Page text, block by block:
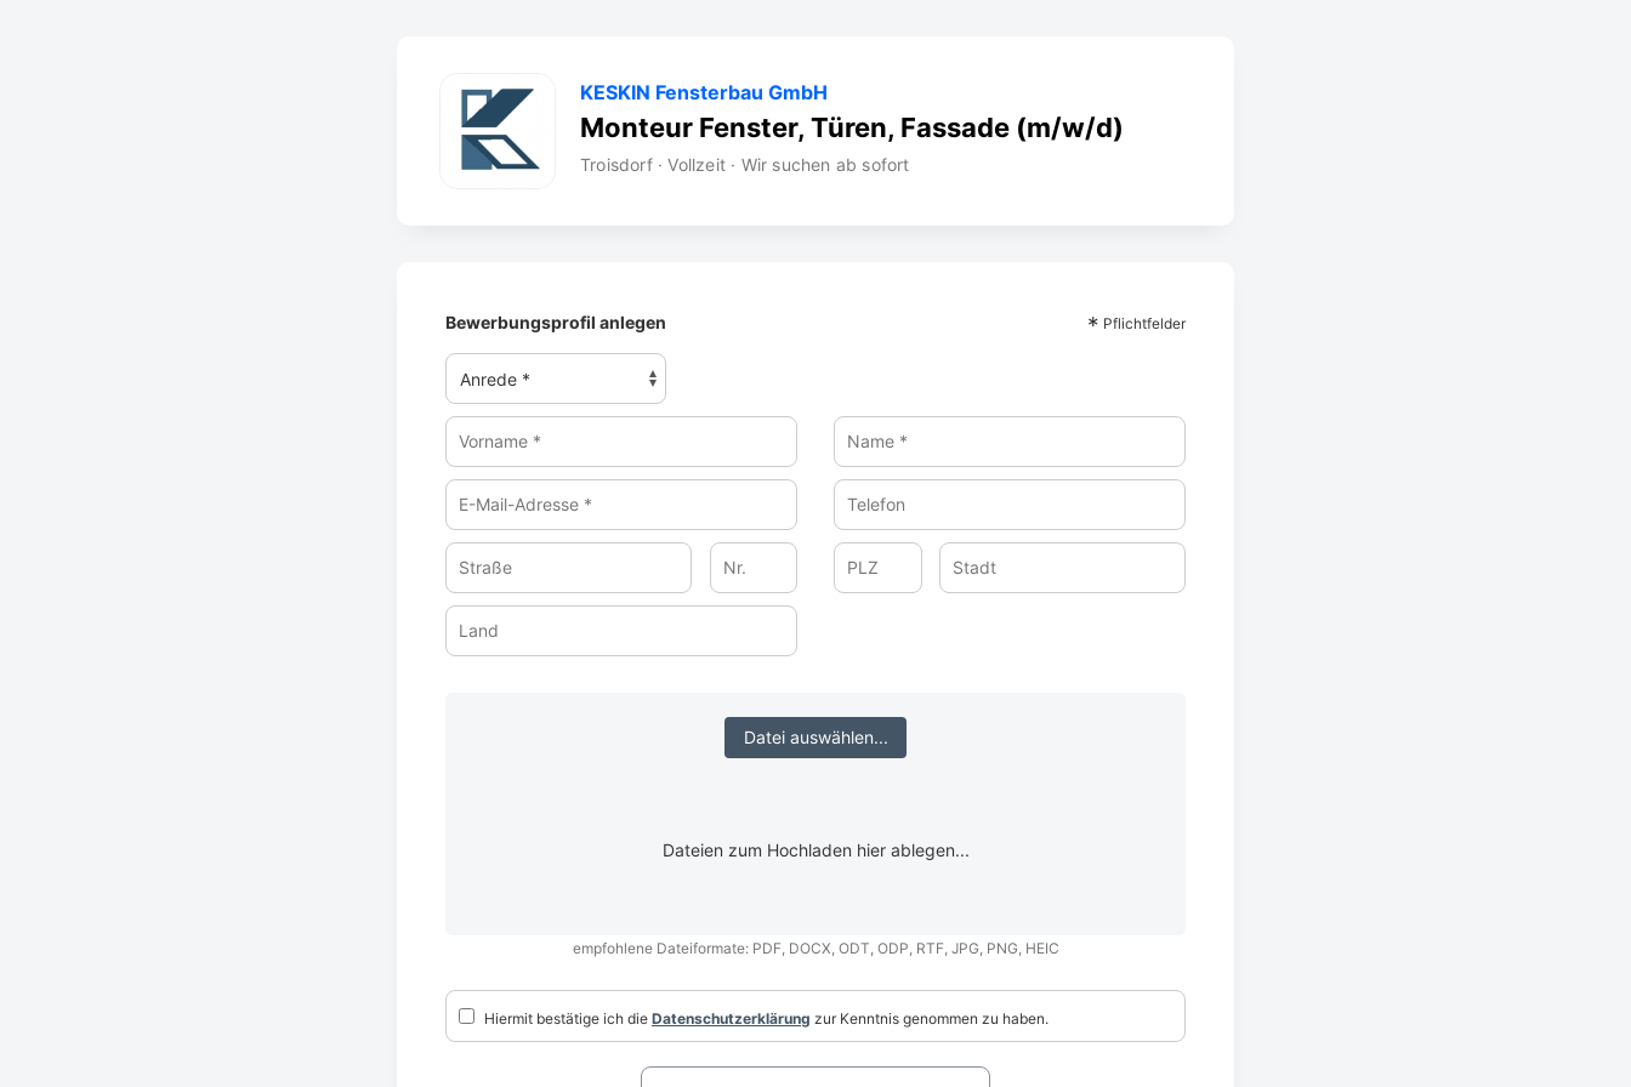
KESKIN Fensterbau GmbH
Monteur Fenster, Türen, Fassade (m/w/d)
Troisdorf · Vollzeit · Wir suchen ab sofort
Bewerbungsprofil anlegen * Pflichtfelder
Vorname
Name
E-
Mail-
Adresse
Telefon
Straße
Haussnummer Postleitzahl
Stadt
Land
Datei auswählen...
empfohlene Dateiformate: PDF, DOCX, ODT, ODP, RTF, JPG, PNG, HEIC
Hiermit bestätige ich die Datenschutzerklärung zur Kenntnis genommen zu haben.